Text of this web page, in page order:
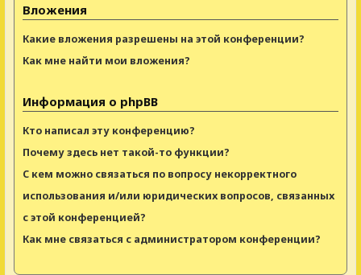
Вложения
Какие вложения разрешены на этой конференции?
Как мне найти мои вложения?
Информация о phpBB
Кто написал эту конференцию?
Почему здесь нет такой-то функции?
С кем можно связаться по вопросу некорректного
использования и/или юридических вопросов, связанных
с этой конференцией?
Как мне связаться с администратором конференции?